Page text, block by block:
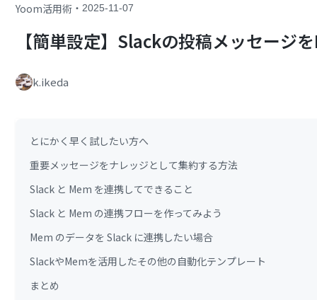
Yoom活用術 ・2025-11-07
【簡単設定】Slackの投稿メッセージ
k.ikeda
とにかく早く試したい方へ
重要メッセージをナレッジとして集約する方法
Slack と Mem を連携してできること
Slack と Mem の連携フローを作ってみよう
Mem のデータを Slack に連携したい場合
SlackやMemを活用したその他の自動化テンプレート
まとめ